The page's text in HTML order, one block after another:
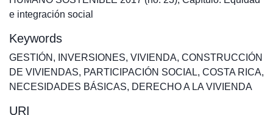
e integración social
Keywords
GESTIÓN , INVERSIONES, VIVIENDA, CONSTRUCCIÓN
DE VIVIENDAS, PARTICIPACIÓN SOCIAL, COSTA RICA,
NECESIDADES BÁSICAS, DERECHO A LA VIVIENDA
URI